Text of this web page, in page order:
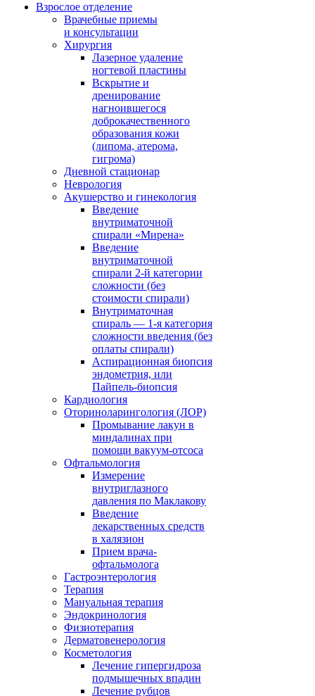
Взрослое отделение
Врачебные приемы
и консультации
Хирургия
Лазерное удаление
ногтевой пластины
Вскрытие и
дренирование
нагноившегося
доброкачественного
образования кожи
(липома, атерома,
гигрома)
Дневной стационар
Неврология
Акушерство и гинекология
Введение
внутриматочной
спирали «Мирена»
Введение
внутриматочной
спирали 2-й категории
сложности (без
стоимости спирали)
Внутриматочная
спираль — 1-я категория
сложности введения (без
оплаты спирали)
Аспирационная биопсия
эндометрия, или
Пайпель-биопсия
Кардиология
Оториноларингология (ЛОР)
Промывание лакун в
миндалинах при
помощи вакуум-отсоса
Офтальмология
Измерение
внутриглазного
давления по Маклакову
Введение
лекарственных средств
в халязион
Прием врача-
офтальмолога
Гастроэнтерология
Терапия
Мануальная терапия
Эндокринология
Физиотерапия
Дерматовенерология
Косметология
Лечение гипергидроза
подмышечных впадин
Лечение рубцов